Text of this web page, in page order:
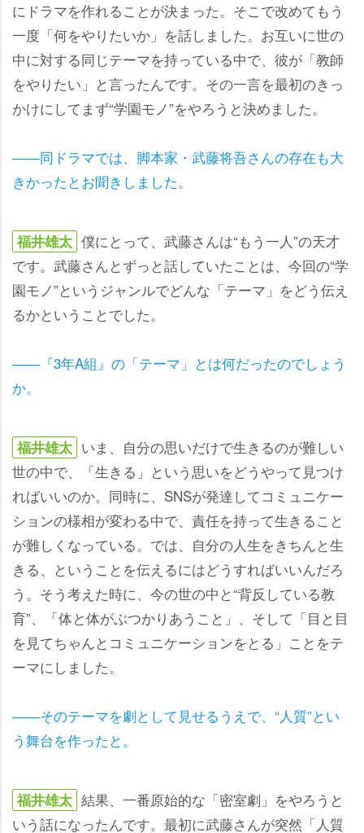
にドラマを作れることが決まった。そこで改めてもう
一度「何をやりたいか」を話しました。お互いに世の
中に対する同じテーマを持っている中で、彼が「教師
をやりたい」と言ったんです。その一言を最初のきっ
かけにしてまず“学園モノ”をやろうと決めました。
――同ドラマでは、脚本家・武藤将吾さんの存在も大
きかったとお聞きしました。
福井雄太 僕にとって、武藤さんは“もう一人”の天才
です。武藤さんとずっと話していたことは、今回の“学
園モノ”というジャンルでどんな「テーマ」をどう伝え
るかということでした。
――『3年A組』の「テーマ」とは何だったのでしょう
か。
福井雄太 いま、自分の思いだけで生きるのが難しい
世の中で、「生きる」という思いをどうやって見つけ
ればいいのか。同時に、SNSが発達してコミュニケー
ションの様相が変わる中で、責任を持って生きること
が難しくなっている。では、自分の人生をきちんと生
きる、ということを伝えるにはどうすればいいんだろ
う。そう考えた時に、今の世の中と“背反している教
育”、「体と体がぶつかりあうこと」、そして「目と目
を見てちゃんとコミュニケーションをとる」ことをテ
ーマにしました。
――そのテーマを劇として見せるうえで、“人質”とい
う舞台を作ったと。
福井雄太 結果、一番原始的な「密室劇」をやろうと
いう話になったんです。最初に武藤さんが突然「人質